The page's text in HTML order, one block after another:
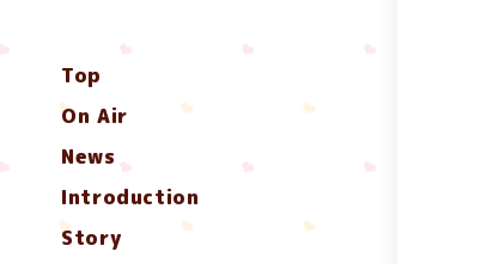
Top
On Air
News
Introduction
Story